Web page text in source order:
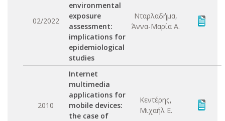
02/2022
environmental
exposure
assessment:
implications for
epidemiological
studies
Νταρλαδήμα,
Άννα-Μαρία Α.
2010
Internet
multimedia
applications for
mobile devices:
the case of
Κεντέρης,
Μιχαήλ Ε.